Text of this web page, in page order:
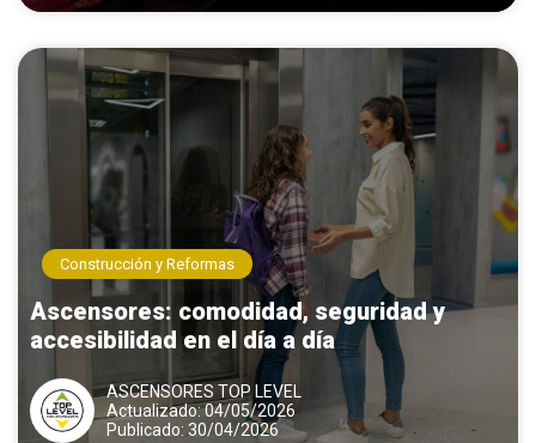
Construcción y Reformas
Ascensores: comodidad, seguridad y
accesibilidad en el día a día
ASCENSORES TOP LEVEL
Actualizado: 04/05/2026
Publicado: 30/04/2026